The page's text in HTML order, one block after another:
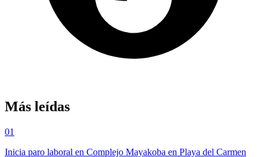
Más leídas
01
Inicia paro laboral en Complejo Mayakoba en Playa del Carmen